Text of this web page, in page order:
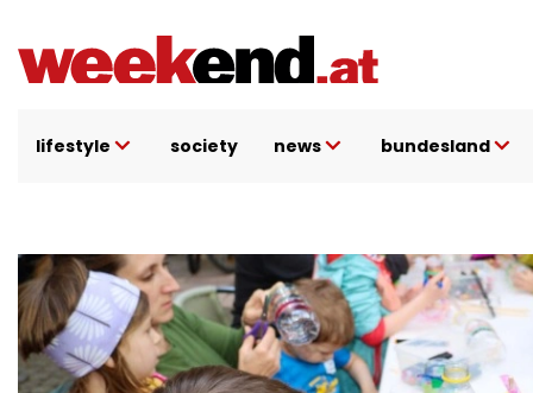
Inhalt
lifestyle society news bundesland